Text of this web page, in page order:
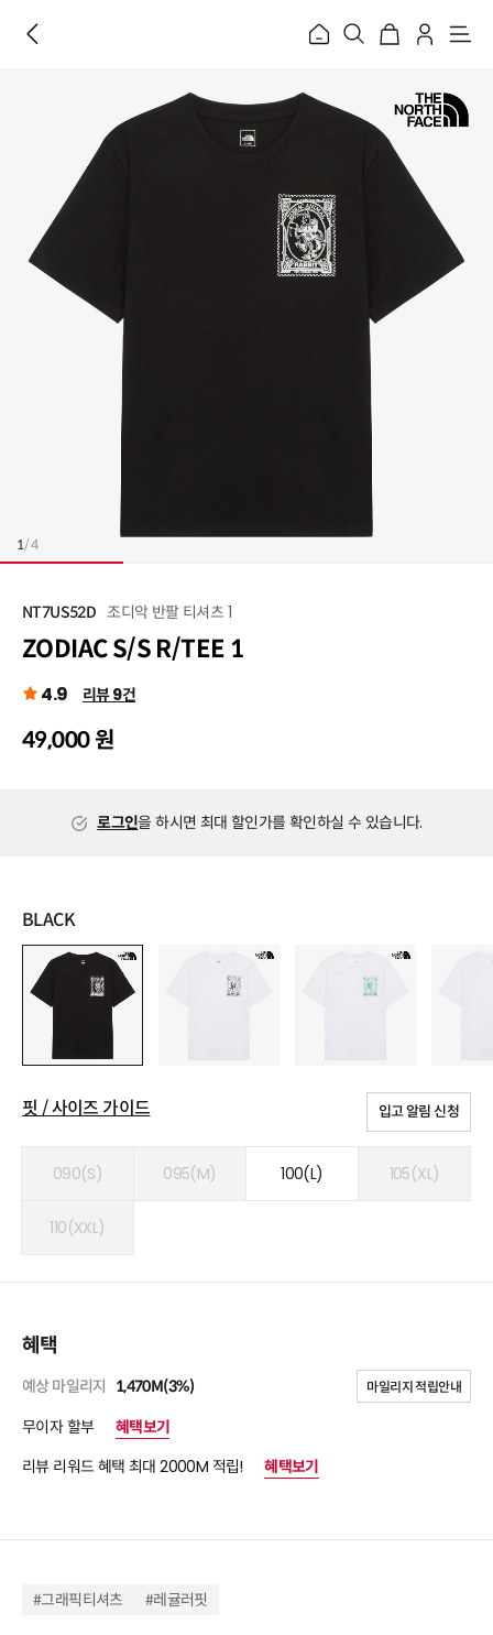
홈
메
1/4
NT7US52D 조디악 반팔 티셔츠 1
ZODIAC S/S R/TEE 1
4.9 리뷰 9건
49,000 원
로그인을 하시면 최대 할인가를 확인하실 수 있습니다.
BLACK
핏 / 사이즈 가이드 입고 알림 신청
090(S) 095(M) 100(L) 105(XL)
110(XXL)
혜택
예상 마일리지 1,470M(3%) 마일리지 적립안내
무이자 할부
혜택보기
리뷰 리워드 혜택 최대 2000M 적립!
혜택보기
#그래픽티셔츠 #레귤러핏